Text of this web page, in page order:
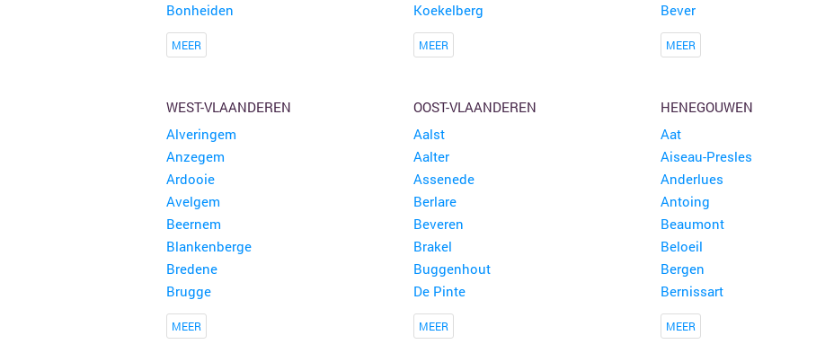
Bonheiden
MEER
Koekelberg
MEER
Bever
MEER
WEST-VLAANDEREN
Alveringem
Anzegem
Ardooie
Avelgem
Beernem
Blankenberge
Bredene
Brugge
MEER
OOST-VLAANDEREN
Aalst
Aalter
Assenede
Berlare
Beveren
Brakel
Buggenhout
De Pinte
MEER
HENEGOUWEN
Aat
Aiseau-Presles
Anderlues
Antoing
Beaumont
Beloeil
Bergen
Bernissart
MEER